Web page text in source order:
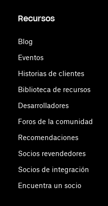
Recursos
Blog
Eventos
Historias de clientes
Biblioteca de recursos
Desarrolladores
Foros de la comunidad
Recomendaciones
Socios revendedores
Socios de integración
Encuentra un socio